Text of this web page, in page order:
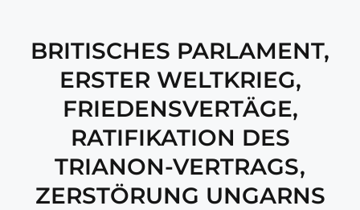
BRITISCHES PARLAMENT,
ERSTER WELTKRIEG,
FRIEDENSVERTÄGE,
RATIFIKATION DES
TRIANON-VERTRAGS,
ZERSTÖRUNG UNGARNS